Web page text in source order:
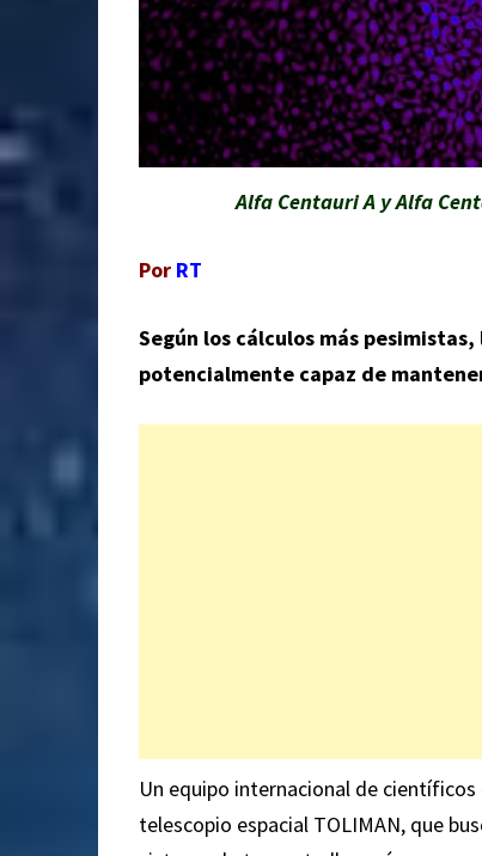
Alfa Centauri A y Alfa
Por RT
Según los cálculos más
potencialmente capaz de
Un equipo internacional de científicos
telescopio espacial TOLIMAN, que